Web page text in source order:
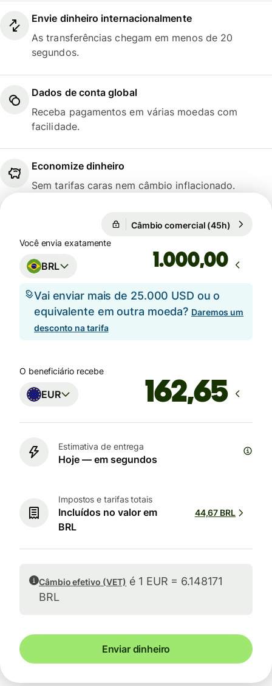
Envie dinheiro internacionalmente
As transferências chegam em menos de 20
segundos.
Dados de conta global
Receba pagamentos em várias moedas com
facilidade.
Economize dinheiro
Sem tarifas caras nem câmbio inflacionado.
Câmbio comercial (45h)
Você envia exatamente
BRL ,00
Vai enviar mais de 25.000 USD ou o
equivalente em outra moeda? Daremos um
desconto na tarifa
O beneficiário recebe
EUR
Estimativa de entrega
Hoje — em segundos
Impostos e tarifas totais
Incluídos no valor em
BRL
44,67 BRL
Câmbio efetivo (VET) é 1 EUR = 6.148171
BRL
Enviar dinheiro